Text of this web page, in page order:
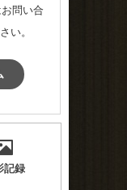
問い合
い。
記録